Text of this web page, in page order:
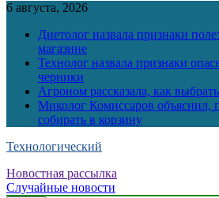
6 августа, 2026
Диетолог назвала признаки
магазине
Технолог назвала признаки
черники
Агроном рассказала, как
Миколог Комиссаров объяснил,
собирать в корзину
Технологический
Новостная рассылка
Случайные новости